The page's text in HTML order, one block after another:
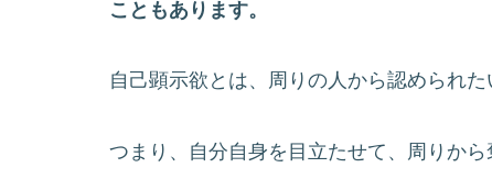
こともあります。
自己顕示欲とは、周りの人から認められた
つまり、自分自身を目立たせて、周りか